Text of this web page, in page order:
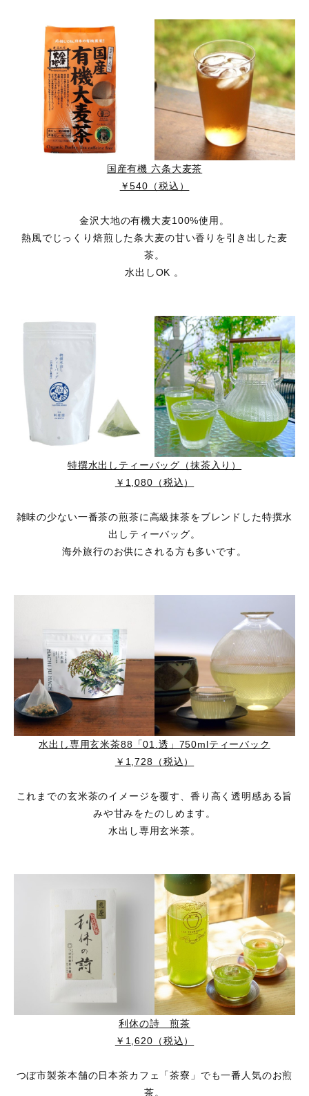
国産有機 六条大麦茶
￥540（税込）
金沢大地の有機大麦100%使用。
熱風でじっくり焙煎した条大麦の甘い香りを引き出した麦
茶。
水出しOK 。
特撰水出しティーバッグ（抹茶入り）
￥1,080（税込）
雑味の少ない一番茶の煎茶に高級抹茶をブレンドした特撰水
出しティーバッグ。
海外旅行のお供にされる方も多いです。
水出し専用玄米茶88「01.透」750mlティーバック
￥1,728（税込）
これまでの玄米茶のイメージを覆す、香り高く透明感ある旨
みや甘みをたのしめます。
水出し専用玄米茶。
利休の詩 煎茶
￥1,620（税込）
つぼ市製茶本舗の日本茶カフェ「茶寮」でも一番人気のお煎
茶。